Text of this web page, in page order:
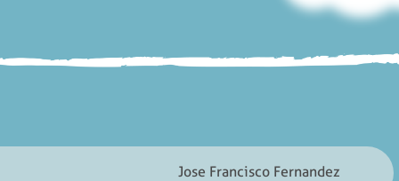
Jose Francisco Fernandez